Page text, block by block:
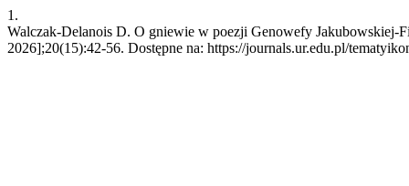
1.
Walczak-Delanois D. O gniewie w poezji Genowefy Jakubowskiej-
2026];20(15):42-56. Dostępne na: https://journals.ur.edu.pl/